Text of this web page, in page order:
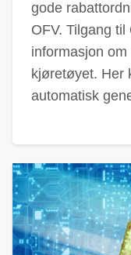
gode
OFV. Tilgang
informasjon
kjøretøyet. Her
automatisk